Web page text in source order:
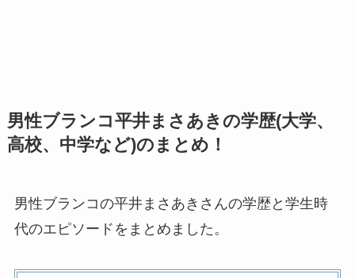
男性ブランコ平井まさあきの学歴(大学、
高校、中学など)のまとめ！
男性ブランコの平井まさあきさんの学歴と学生時
代のエピソードをまとめました。